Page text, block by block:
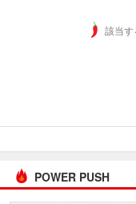
該当
POWER PUSH